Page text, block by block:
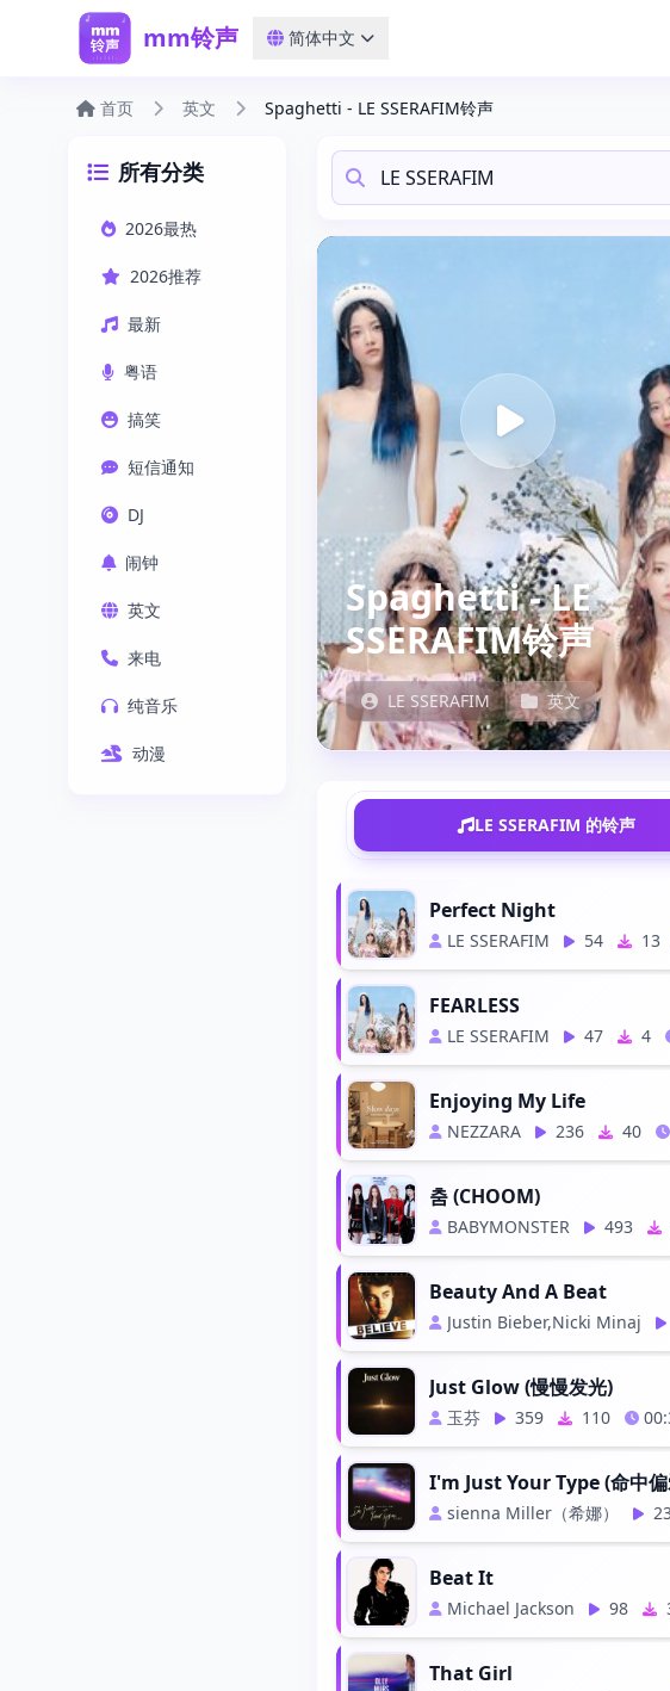
mm铃声 简体中文
首页 英文 Spaghetti - LE SSERAFIM铃声
所有分类
2026最热
2026推荐
最新
粤语
搞笑
短信通知
DJ
闹钟
英文
来电
纯音乐
动漫
Spaghetti - LE
SSERAFIM铃声
LE SSERAFIM 英文
LE SSERAFIM 的铃声
Perfect Night
LE SSERAFIM 54 13
FEARLESS
LE SSERAFIM 47 4
Enjoying My Life
NEZZARA 236 40
춤 (CHOOM)
BABYMONSTER 493
Beauty And A Beat
Justin Bieber,Nicki Minaj
Just Glow (慢慢发光)
玉芬 359 110
I'm Just Your Type (命中
sienna Miller（希娜）
Beat It
Michael Jackson 98
That Girl